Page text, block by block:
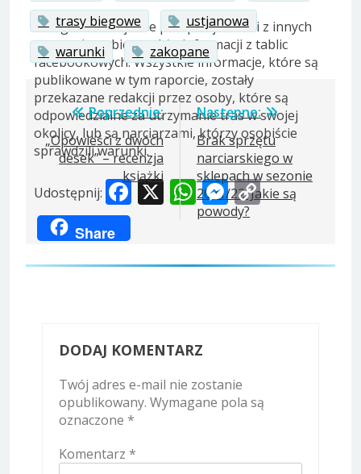
Uwaga! Redakcja nie przepisuje treści z innych
stron, nie pobiera także informacji z tablic
facebookowych. Wszystkie informacje, które są
publikowane w tym raporcie, zostały
przekazane redakcji przez osoby, które są
odpowiedzialne za utrzymanie tras w swojej
okolicy, lub są narciarzami, którzy osobiście
sprawdzili warunki.
Udostępnij: Facebook
X WhatsApp
Messenger
Copy
Share
trasy biegowe
ustjanowa
warunki
zakopane
Nawigacja
wpisu
Poprzednie:
„Opowieści z dwóch
desek” – recenzja
książki
Następne:
Brak sprzętu
narciarskiego w
sklepach w sezonie
2021/22. Jakie są
powody?
DODAJ KOMENTARZ
Twój adres e-mail nie zostanie
opublikowany. Wymagane pola są
oznaczone *
Komentarz *